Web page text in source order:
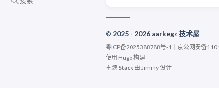
© 2025 - 2026 aarkegz 技术屋
粤ICP备2025388788号-1｜ 京公网安备
使用 Hugo构建
主题 Stack由 Jimmy设计